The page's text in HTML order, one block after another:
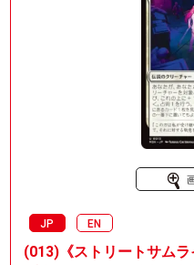
JP EN
(013)《ストリートサム